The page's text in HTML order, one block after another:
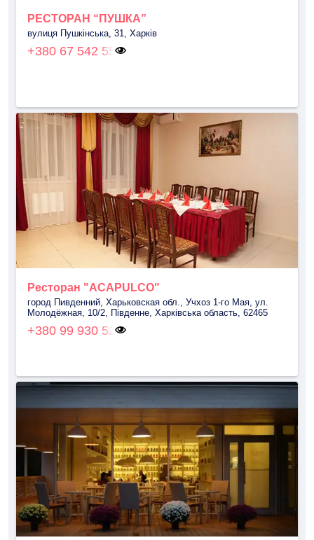
РЕСТОРАН “ПУШКА”
вулиця Пушкінська, 31, Харків
+380 67 542 55
Ресторан "ACAPULCO"
город Пивденний, Харьковская обл., Учхоз 1-го Мая, ул.
Молодёжная, 10/2, Південне, Харківська область, 62465
+380 99 930 52